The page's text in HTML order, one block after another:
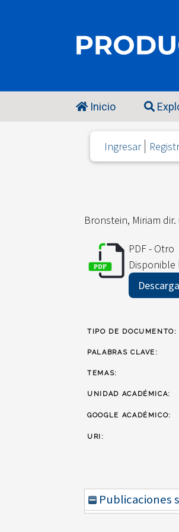
Inicio
Ingresar
Bronstein, Miriam dir.
PDF - Otro
Disponible
TIPO DE DOCUMENTO:
PALABRAS CLAVE:
TEMAS:
UNIDAD ACADÉMICA:
GOOGLE ACADÉMICO:
URI:
Publicaciones